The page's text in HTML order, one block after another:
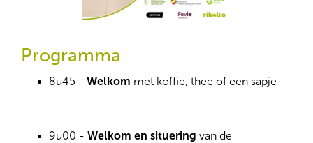
Programma
8u45 - Welkom met koffie, thee of een sapje
9u00 - Welkom en situering van de